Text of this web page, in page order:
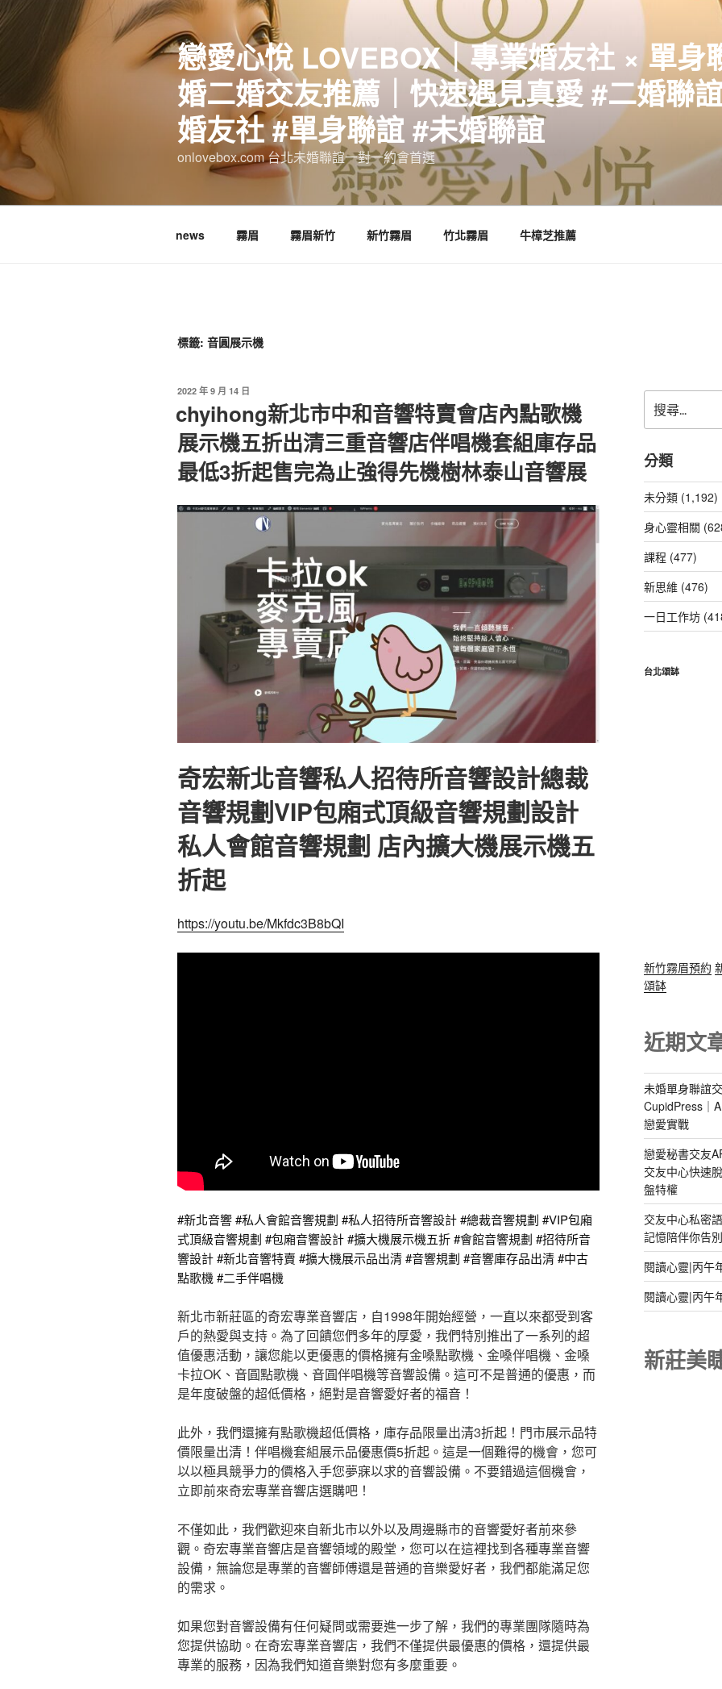
跳
至
容
戀愛心悅 LOVEBOX｜專業婚友社 × 單身
婚二婚交友推薦｜快速遇見真愛 #二婚聯
婚友社 #單身聯誼 #未婚聯誼
onlovebox.com 台北未婚聯誼一對一約會首選
news 霧眉 霧眉新竹 新竹霧眉 竹北霧眉 牛樟芝推薦
標籤: 音圓展示機
發
於
2022 年 9 月 14 日
chyihong新北市中和音響特賣會店內點歌機
展示機五折出清三重音響店伴唱機套組庫存品
最低3折起售完為止強得先機樹林泰山音響展
奇宏新北音響私人招待所音響設計總裁
音響規劃VIP包廂式頂級音響規劃設計
私人會館音響規劃 店內擴大機展示機五
折起
https://youtu.be/Mkfdc3B8bQI
#新北音響 #私人會館音響規劃 #私人招待所音響設計 #總裁音響規劃 #VIP包廂
式頂級音響規劃 #包廂音響設計 #擴大機展示機五折 #會館音響規劃 #招待所音
響設計 #新北音響特賣 #擴大機展示品出清 #音響規劃 #音響庫存品出清 #中古
點歌機 #二手伴唱機
新北市新莊區的奇宏專業音響店，自1998年開始經營，一直以來都受到客
戶的熱愛與支持。為了回饋您們多年的厚愛，我們特別推出了一系列的超
值優惠活動，讓您能以更優惠的價格擁有金嗓點歌機、金嗓伴唱機、金嗓
卡拉OK、音圓點歌機、音圓伴唱機等音響設備。這可不是普通的優惠，而
是年度破盤的超低價格，絕對是音響愛好者的福音！
此外，我們還擁有點歌機超低價格，庫存品限量出清3折起！門市展示品特
價限量出清！伴唱機套組展示品優惠價5折起。這是一個難得的機會，您可
以以極具競爭力的價格入手您夢寐以求的音響設備。不要錯過這個機會，
立即前來奇宏專業音響店選購吧！
不僅如此，我們歡迎來自新北市以外以及周邊縣市的音響愛好者前來參
觀。奇宏專業音響店是音響領域的殿堂，您可以在這裡找到各種專業音響
設備，無論您是專業的音響師傅還是普通的音樂愛好者，我們都能滿足您
的需求。
如果您對音響設備有任何疑問或需要進一步了解，我們的專業團隊隨時為
您提供協助。在奇宏專業音響店，我們不僅提供最優惠的價格，還提供最
專業的服務，因為我們知道音樂對您有多麼重要。
尋
關
鍵
字:
分類
未分類 (1,192)
身心靈相關
課程 (477)
新思維 (476)
一日工作坊
台北頌缽
新竹霧眉預約
頌缽
近期文
未婚單身聯誼
CupidPress｜
戀愛實戰
戀愛秘書交友
交友中心快速
盤特權
交友中心私密
記憶陪伴你告
閱讀心靈|丙午
閱讀心靈|丙午
新莊美